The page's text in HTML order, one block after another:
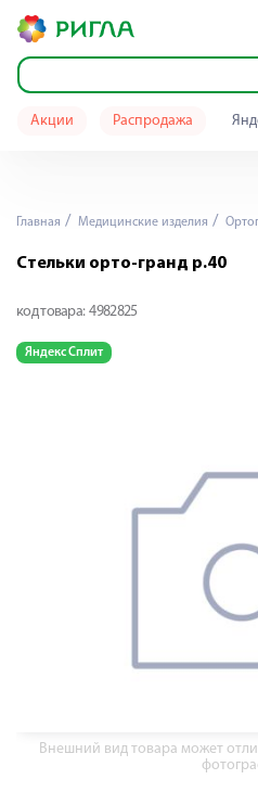
Акции Распродажа
Главная Медицинские изделия
Стельки орто-гранд р.40
код товара: 4982825
Яндекс Сплит
Внешний вид товара может